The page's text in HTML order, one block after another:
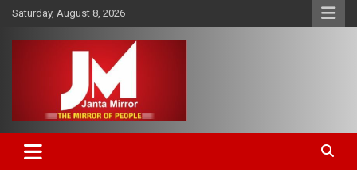
Skip
content
Saturday, August 8, 2026
Janta Mirror